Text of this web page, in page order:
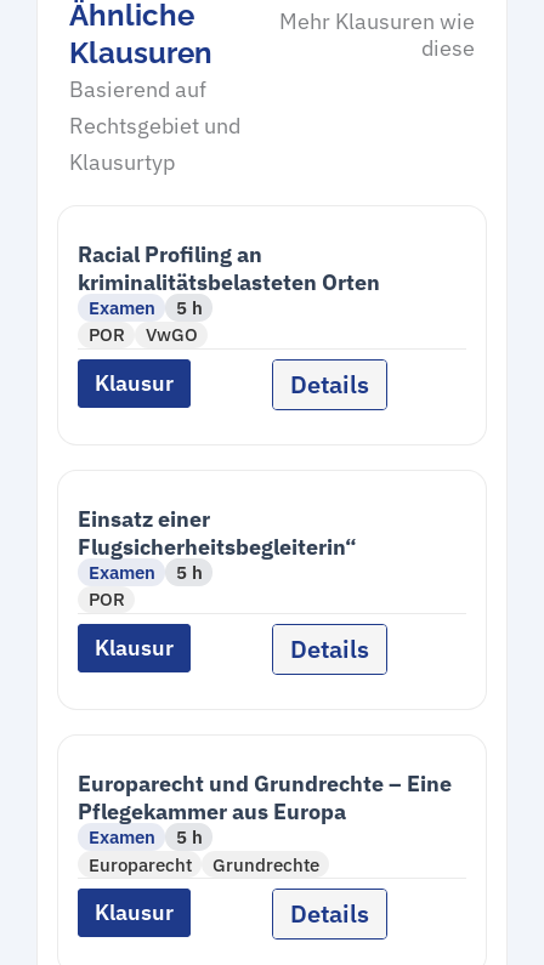
Ähnliche
Klausuren
Basierend auf
Rechtsgebiet und
Klausurtyp
Mehr Klausuren wie
diese
Racial Profiling an
kriminalitätsbelasteten Orten
Examen
5 h
POR
VwGO
Klausur Details
Einsatz einer
Flugsicherheitsbegleiterin“
Examen
5 h
POR
Klausur Details
Europarecht und Grundrechte – Eine
Pflegekammer aus Europa
Examen
5 h
Europarecht
Grundrechte
Klausur Details